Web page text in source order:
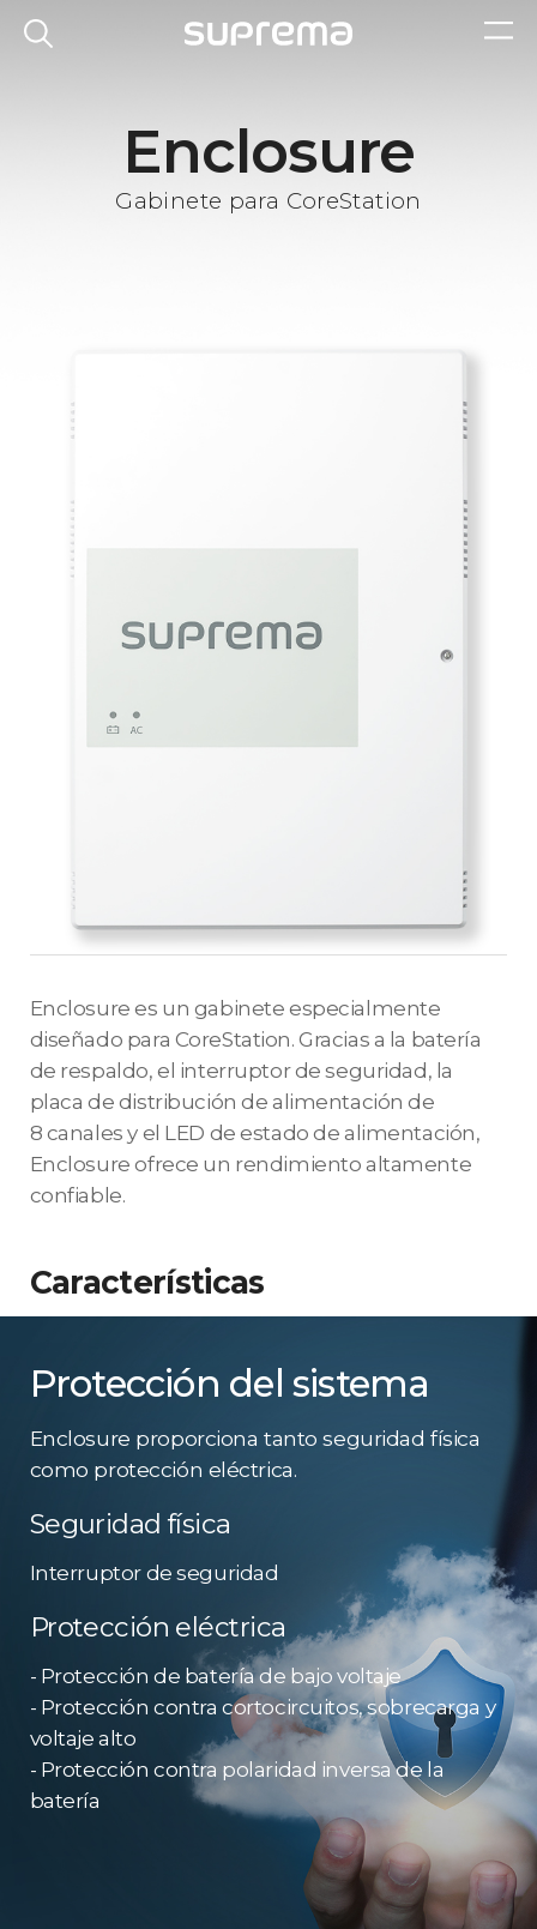
Enclosure
Gabinete para CoreStation
Enclosure es un gabinete especialmente
diseñado para CoreStation. Gracias a la batería
de respaldo, el interruptor de seguridad, la
placa de distribución de alimentación de
8 canales y el LED de estado de alimentación,
Enclosure ofrece un rendimiento altamente
confiable.
Características
Protección del sistema
Enclosure proporciona tanto seguridad física
como protección eléctrica.
Seguridad física
Interruptor de seguridad
Protección eléctrica
- Protección de batería de bajo voltaje
- Protección contra cortocircuitos, sobrecarga y
voltaje alto
- Protección contra polaridad inversa de la
batería